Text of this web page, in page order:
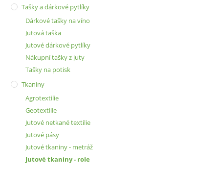
Tašky a dárkové pytlíky
Dárkové tašky na víno
Jutová taška
Jutové dárkové pytlíky
Nákupní tašky z juty
Tašky na potisk
Tkaniny
Agrotextilie
Geotextilie
Jutové netkané textilie
Jutové pásy
Jutové tkaniny - metráž
Jutové tkaniny - role